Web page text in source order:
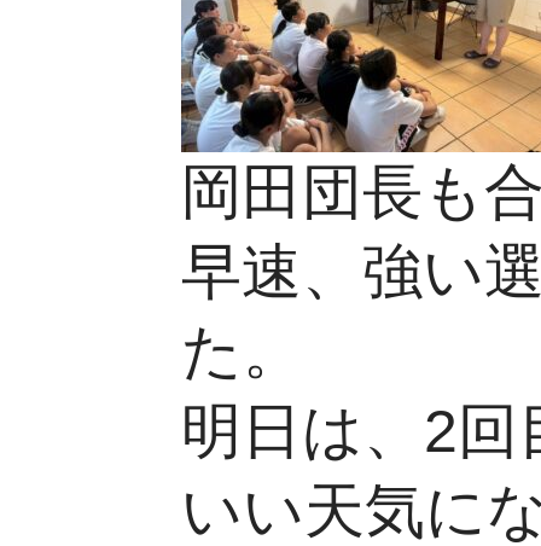
岡田団長も
早速、強い
た。
明日は、2
いい天気に